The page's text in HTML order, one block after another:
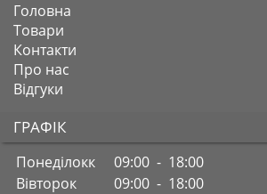
Головна
Товари
Контакти
Про нас
Відгуки
ГРАФІК
Понеділокк
09:00 - 18:00
Вівторок
09:00 - 18:00